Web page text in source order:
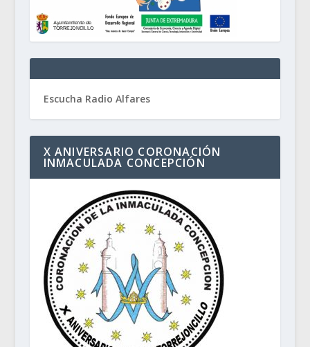
Escucha Radio Alfares
X ANIVERSARIO CORONACIÓN
INMACULADA CONCEPCIÓN